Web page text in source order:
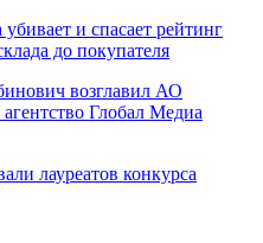
и спасает рейтинг
до покупателя
возглавил АО
Глобал Медиа
лауреатов конкурса